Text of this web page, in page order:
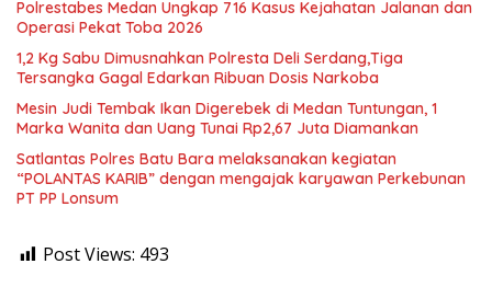
Polrestabes Medan Ungkap 716 Kasus Kejahatan Jalanan dan
Operasi Pekat Toba 2026
1,2 Kg Sabu Dimusnahkan Polresta Deli Serdang,Tiga
Tersangka Gagal Edarkan Ribuan Dosis Narkoba
Mesin Judi Tembak Ikan Digerebek di Medan Tuntungan, 1
Marka Wanita dan Uang Tunai Rp2,67 Juta Diamankan
Satlantas Polres Batu Bara melaksanakan kegiatan
“POLANTAS KARIB” dengan mengajak karyawan Perkebunan
PT PP Lonsum
Post Views: 493